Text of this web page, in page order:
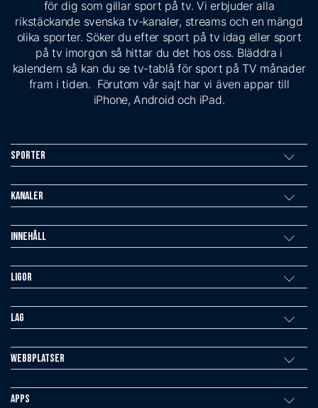
för dig som gillar sport på tv. Vi erbjuder alla
rikstäckande svenska tv-kanaler, streams och en mängd
olika sporter. Söker du efter sport på tv idag eller sport
på tv imorgon så hittar du det hos oss. Bläddra i
kalendern så kan du se tv-tablå för sport på TV månader
fram i tiden. Förutom vår sajt har vi även appar till
iPhone, Android och iPad.
Sporter
Kanaler
Innehåll
Ligor
Lag
Webbplatser
Apps